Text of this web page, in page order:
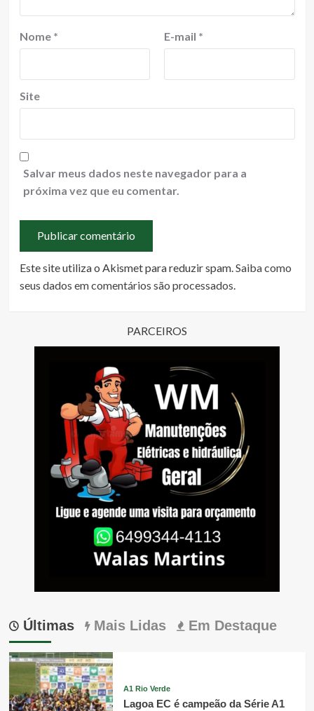
Nome * E-mail *
Site
Salvar meus dados neste navegador para a
próxima vez que eu comentar.
Este site utiliza o Akismet para reduzir spam.Saiba como
seus dados em comentários são processados.
PARCEIROS
Últimas Mais Lidas Em Destaque
A1 Rio Verde
Lagoa EC é campeão da Série A1